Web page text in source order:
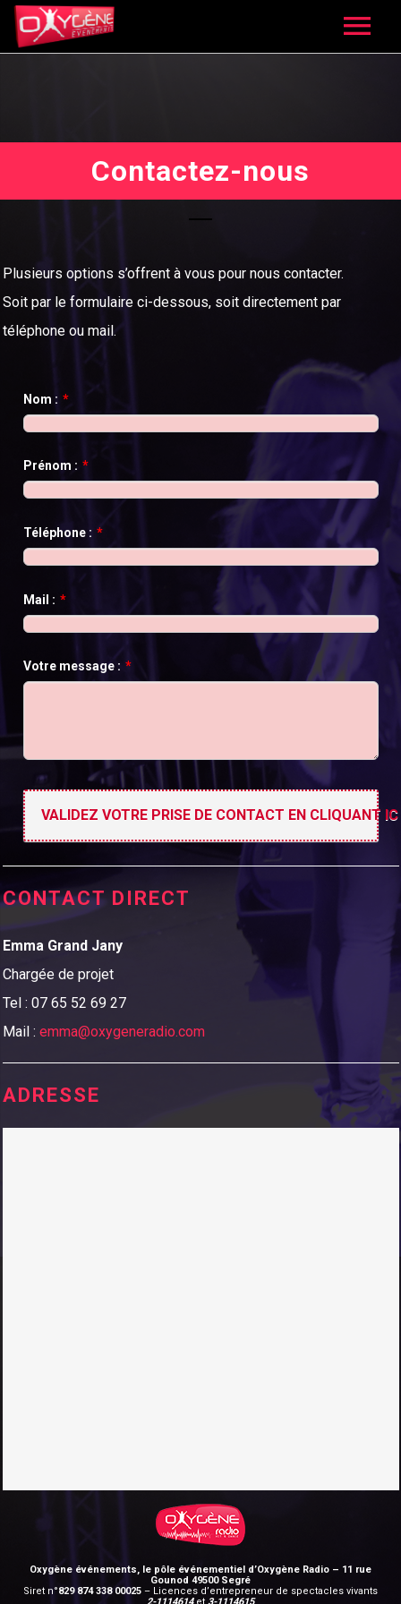
LOCATION DE MATÉRIEL
Photos
Vidéos
CONTACT
Contactez-nous
Plusieurs options s’offrent à vous pour nous contacter.
Soit par le formulaire ci-dessous, soit directement par
téléphone ou mail.
CONTACT DIRECT
Emma Grand Jany
Chargée de projet
Tel : 07 65 52 69 27
Mail : emma@oxygeneradio.com
ADRESSE
Oxygène événements, le pôle événementiel d’Oxygène Radio – 11 rue
Gounod 49500 Segré
Siret n°829 874 338 00025 – Licences d’entrepreneur de spectacles vivants
2-1114614et 3-1114615